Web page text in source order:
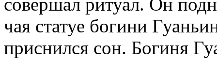
чая статуе богини
приснился сон. Богиня